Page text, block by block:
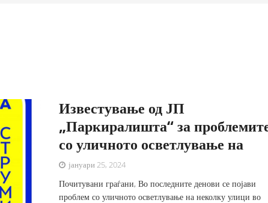
Известување од ЈП
„Паркиралишта“ за
со уличното осветлување на
јануари 25, 2024
Почитувани граѓани, Во последните денови се појави
проблем со уличното осветлување на неколку улици во